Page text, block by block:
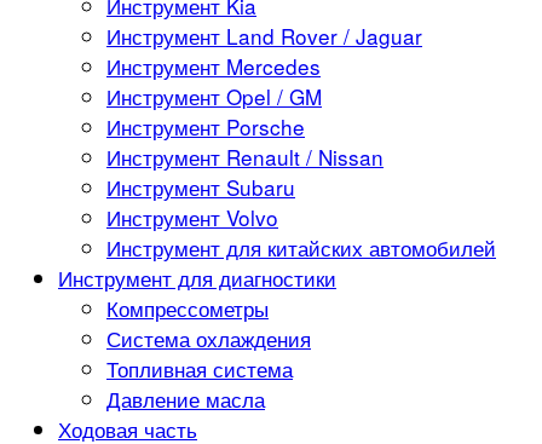
Инструмент Land Rover / Jaguar
Инструмент Mercedes
Инструмент Opel / GM
Инструмент Porsche
Инструмент Renault / Nissan
Инструмент Subaru
Инструмент Volvo
Инструмент для китайских автомобилей
Инструмент для диагностики
Компрессометры
Система охлаждения
Топливная система
Давление масла
Ходовая часть